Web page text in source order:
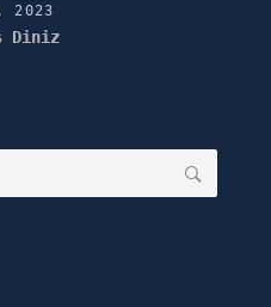
2023
Diniz